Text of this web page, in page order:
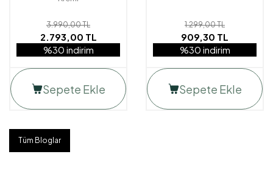
3.990,00 TL
2.793,00 TL
%30 indirim
Sepete Ekle
1.299,00 TL
909,30 TL
%30 indirim
Sepete Ekle
Tüm Bloglar